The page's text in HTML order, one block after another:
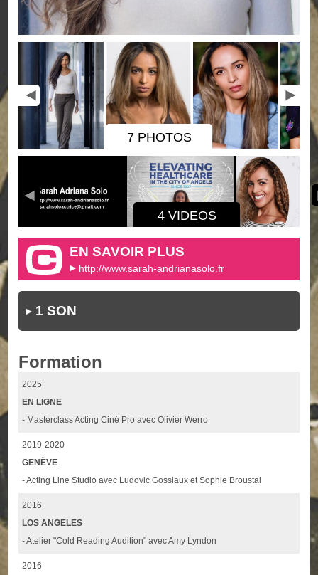
7 PHOTOS
4 VIDEOS
EN SAVOIR PLUS
http://www.sarah-andrianasolo.fr
1 SON
Formation
2025
EN LIGNE
- Masterclass Acting Ciné Pro avec Olivier Werro
2019-2020
GENÈVE
- Acting Line Studio avec Ludovic Gossiaux et Sophie Broustal
2016
LOS ANGELES
- Atelier "Cold Reading Audition" avec Amy Lyndon
2016